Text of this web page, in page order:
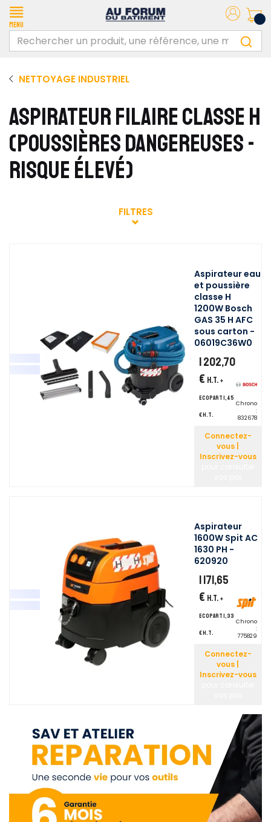
Menu
NETTOYAGE INDUSTRIEL
ASPIRATEUR FILAIRE CLASSE H
(POUSSIÈRES DANGEREUSES -
RISQUE ÉLEVÉ)
FILTRES
Aspirateur eau
et poussière
classe H
1200W Bosch
GAS 35 H AFC
sous carton -
06019C36W0
1 202,70
€ H.T. +
ecopart 1,45
€ H.T.
Chrono
:
832678
Connectez-
vous |
Inscrivez-vous
Aspirateur
1600W Spit AC
1630 PH -
620920
1 171,65
€ H.T. +
ecopart 1,33
€ H.T.
Chrono
:
775829
Connectez-
vous |
Inscrivez-vous